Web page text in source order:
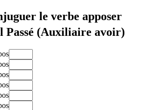
le verbe apposer
(Auxiliaire avoir)